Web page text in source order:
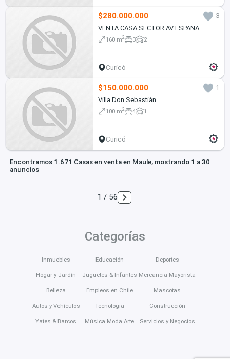
$280.000.000
3
VENTA CASA SECTOR AV ESPAÑA
160 m2 3 2
Curicó
$150.000.000
1
Villa Don Sebastián
100 m2 4 1
Curicó
Encontramos 1.671 Casas en venta en Maule, mostrando 1 a 30
anuncios
1 / 56
Categorías
Inmuebles
Hogar y Jardín
Belleza
Autos y Vehículos
Yates & Barcos
Educación
Juguetes & Infantes
Empleos en Chile
Tecnología
Música Moda Arte
Deportes
Mercancía Mayorista
Mascotas
Construcción
Servicios y Negocios